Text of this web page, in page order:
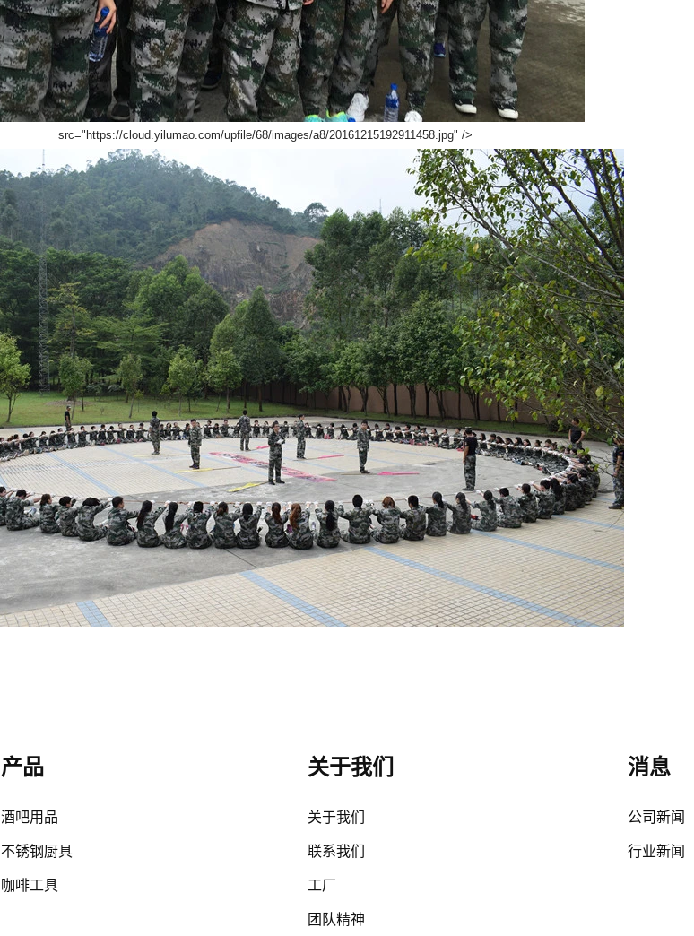
酒吧用品批量生产前的预生产样品清单
2026-07-24 18:02:55
为自有品牌、进口商和大宗买家在批量生产前批
准酒具的实用指南。它涵盖 PPS 检查表、水重
量容量检查、变更控制、第三方测试以及移交生
产抽样检验。
2026-07-16 09:54:41
src="https://cloud.yilumao.com/upfile/68/images/a8/20161215192911458.jpg" />
产品
酒吧用品
不锈钢厨具
咖啡工具
关于我们
关于我们
联系我们
工厂
团队精神
消息
公司新闻
行业新闻